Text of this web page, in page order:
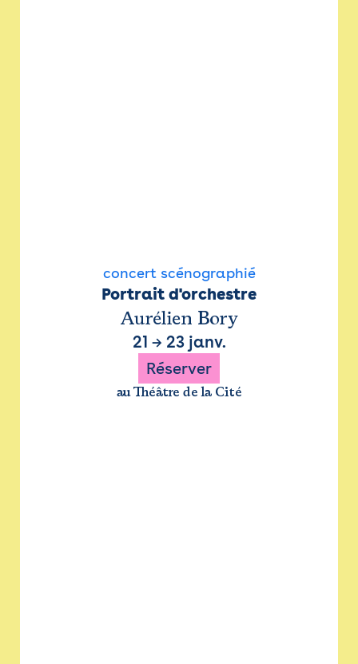
concert scénographié
Portrait d'orchestre
Aurélien Bory
21 → 23 janv.
Réserver
au Théâtre de la Cité